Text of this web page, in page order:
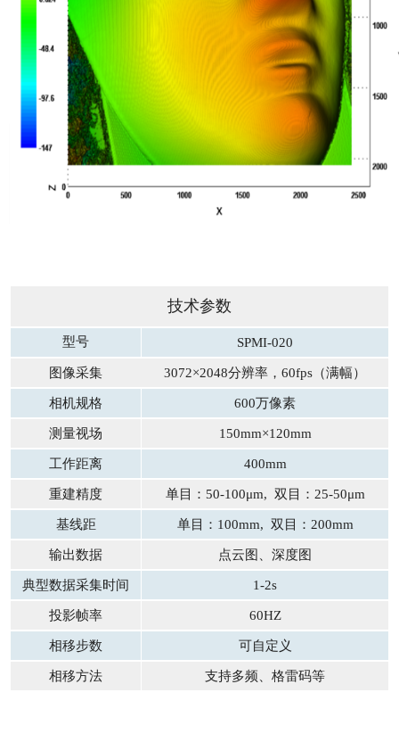
技术参数
型号 SPMI-020
图像采集 3072×2048分辨率，60fps（满幅）
相机规格 600万像素
测量视场 150mm×120mm
工作距离 400mm
重建精度 单目：50-100μm, 双目：25-50μm
基线距 单目：100mm, 双目：200mm
输出数据 点云图、深度图
典型数据采集时间 1-2s
投影帧率 60HZ
相移步数 可自定义
相移方法 支持多频、格雷码等